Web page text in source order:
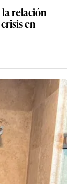
relación
en